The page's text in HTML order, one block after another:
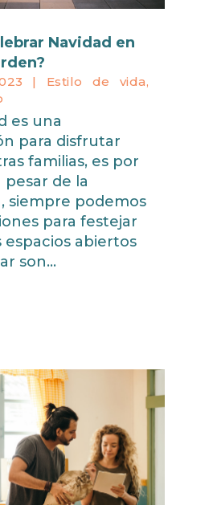
Navidad en
| Estilo de vida,
es una
para disfrutar
familias, es por
pesar de la
siempre podemos
para festejar
espacios abiertos
son...